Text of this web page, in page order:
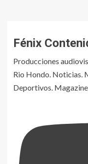
Fénix
Producciones
Rio Hondo. Noticias.
Deportivos.